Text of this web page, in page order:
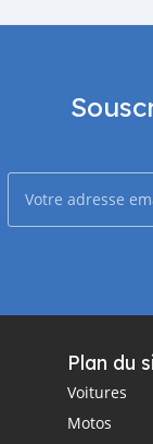
Plan du
Voitures
Motos